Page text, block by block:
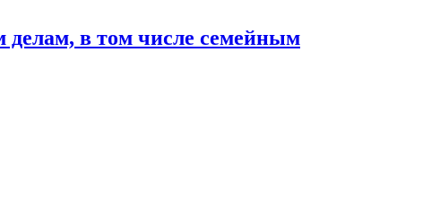
делам, в том числе семейным